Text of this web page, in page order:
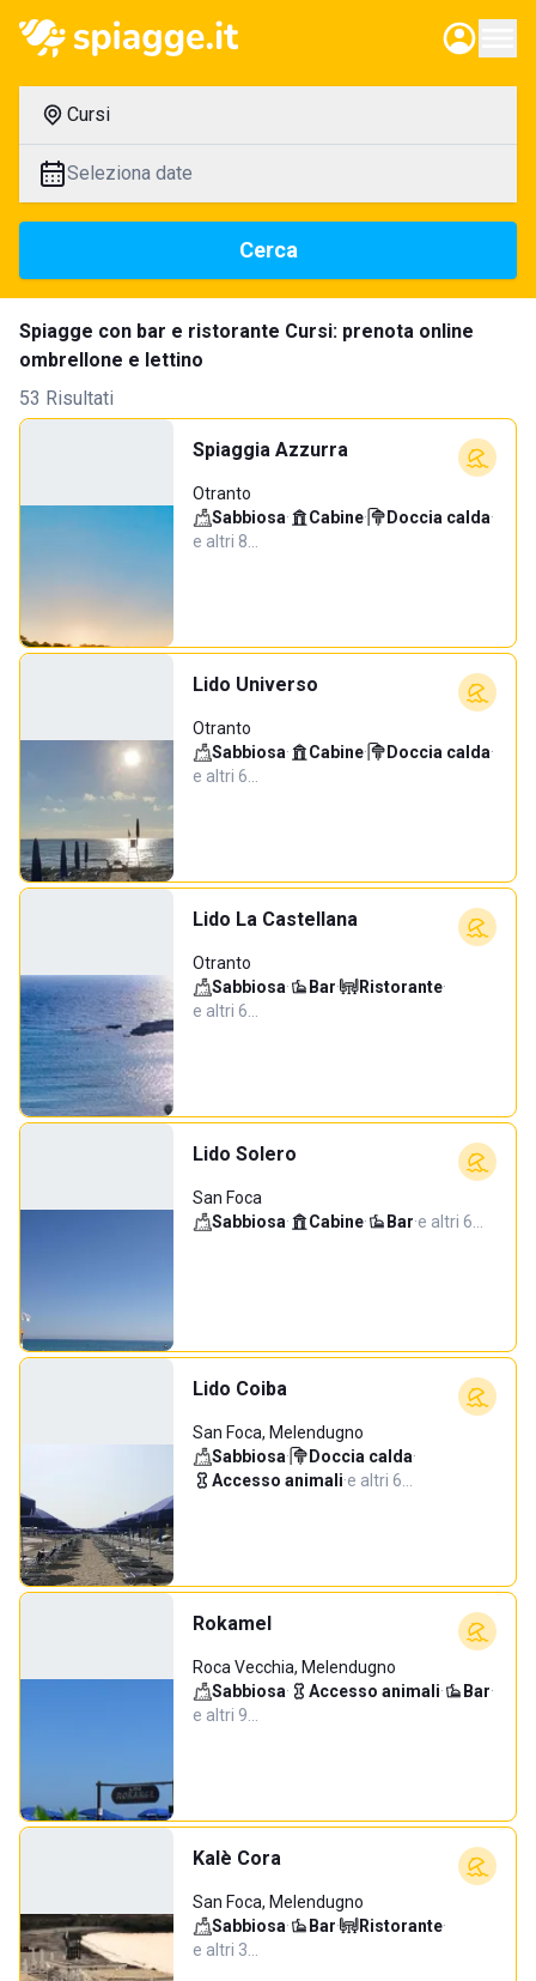
Cursi
Seleziona date
Cerca
Spiagge con bar e ristorante Cursi: prenota online
ombrellone e lettino
53 Risultati
Spiaggia Azzurra
Otranto
Sabbiosa· Cabine· Doccia calda·
e altri 8…
Lido Universo
Otranto
Sabbiosa· Cabine· Doccia calda·
e altri 6…
Lido La Castellana
Otranto
Sabbiosa· Bar· Ristorante·
e altri 6…
Lido Solero
San Foca
Sabbiosa· Cabine· Bar·e altri 6…
Lido Coiba
San Foca, Melendugno
Sabbiosa· Doccia calda·
Accesso animali·e altri 6…
Rokamel
Roca Vecchia, Melendugno
Sabbiosa· Accesso animali· Bar·
e altri 9…
Kalè Cora
San Foca, Melendugno
Sabbiosa· Bar· Ristorante·
e altri 3…